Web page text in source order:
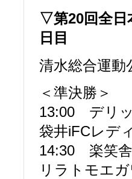
▽第20回全日
日目
清水総合運動
＜準決勝＞
13:00 デリ
袋井iFCレデ
14:30 楽笑
リラトモエガ